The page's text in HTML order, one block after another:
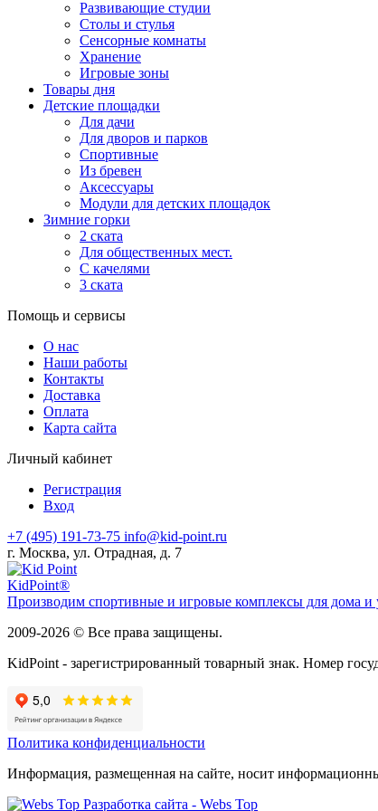
Развивающие студии
Столы и стулья
Сенсорные комнаты
Хранение
Игровые зоны
Товары дня
Детские площадки
Для дачи
Для дворов и парков
Спортивные
Из бревен
Аксессуары
Модули для детских площадок
Зимние горки
2 ската
Для общественных мест.
С качелями
3 ската
Помощь и сервисы
О нас
Наши работы
Контакты
Доставка
Оплата
Карта сайта
Личный кабинет
Регистрация
Вход
+7 (495) 191-73-75 info@kid-point.ru
г. Москва, ул. Отрадная, д. 7
KidPoint®
Производим спортивные и игровые комплексы для дома и
2009-2026 © Все права защищены.
KidPoint - зарегистрированный товарный знак. Номер
Политика конфиденциальности
Информация, размещенная на сайте, носит
Разработка сайта - Webs Top